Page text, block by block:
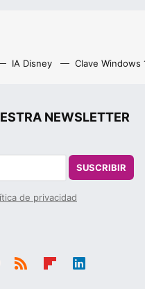
IA Disney Clave Windows
NEWSLETTER
SUSCRIBIR
de privacidad